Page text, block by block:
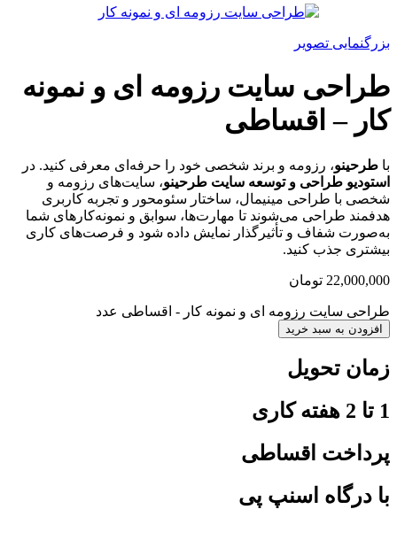
بزرگنمایی تصویر
طراحی سایت رزومه ای و نمونه
کار – اقساطی
با طرحینو، رزومه و برند شخصی خود را حرفه‌ای معرفی کنید. در
استودیو طراحی و توسعه سایت طرحینو، سایت‌های رزومه و
شخصی با طراحی مینیمال، ساختار سئو‌محور و تجربه کاربری
هدفمند طراحی می‌شوند تا مهارت‌ها، سوابق و نمونه‌کارهای شما
به‌صورت شفاف و تأثیرگذار نمایش داده شود و فرصت‌های کاری
بیشتری جذب کنید.
22,000,000 تومان
طراحی سایت رزومه ای و نمونه کار - اقساطی عدد
افزودن به سبد خرید
زمان تحویل
1 تا 2 هفته کاری
پرداخت اقساطی
با درگاه اسنپ پی